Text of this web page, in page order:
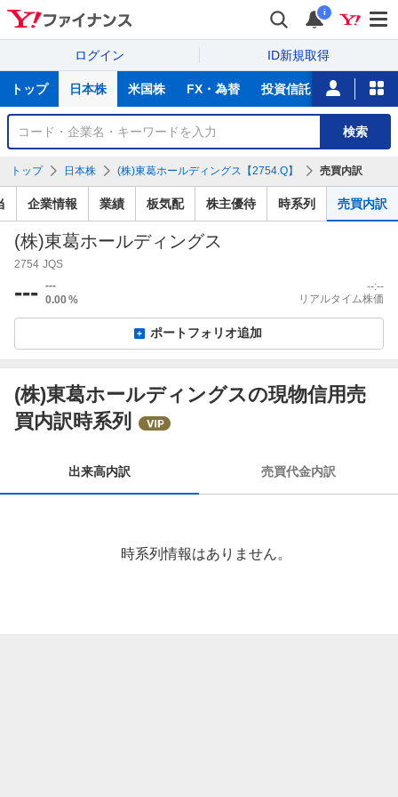
i
ログイン ID新規取得
サ
トップ 日本株 米国株 FX・為替 投資信託 ニュース
銘
検
検索
トップ 日本株 (株)東葛ホールディングス【2754.Q】 売買内訳
企業情報 業績 板気配 株主優待 時系列 売買内訳
(株)東葛ホールディングス
2754 JQS
--- ---
0.00%
--:--
リアルタイム株価
ポートフォリオ追加
(株)東葛ホールディングスの現物信用売
買内訳時系列
来
訳
出来高内訳 売買代金内訳
時系列情報はありません。